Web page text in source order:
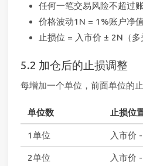
任何一笔交易风险不超过
价格波动1N = 1%账户净值
止损位 = 入市价 ± 2N（多
5.2 加仓后的止损调整
每增加一个单位，前面单位的
单位数 止损位
1单位 入市价
2单位 入市价